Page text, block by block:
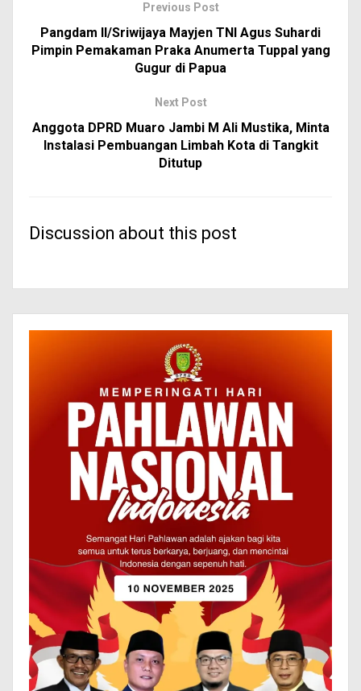
Previous Post
Pangdam II/Sriwijaya Mayjen TNI Agus Suhardi
Pimpin Pemakaman Praka Anumerta Tuppal yang
Gugur di Papua
Next Post
Anggota DPRD Muaro Jambi M Ali Mustika, Minta
Instalasi Pembuangan Limbah Kota di Tangkit
Ditutup
Discussion about this post